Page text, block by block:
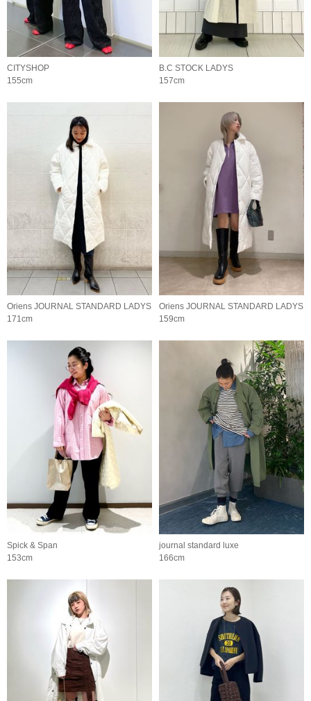
CITYSHOP
155cm
B.C STOCK LADYS
157cm
Oriens JOURNAL STANDARD LADYS
171cm
Oriens JOURNAL STANDARD LADYS
159cm
Spick & Span
153cm
journal standard luxe
166cm